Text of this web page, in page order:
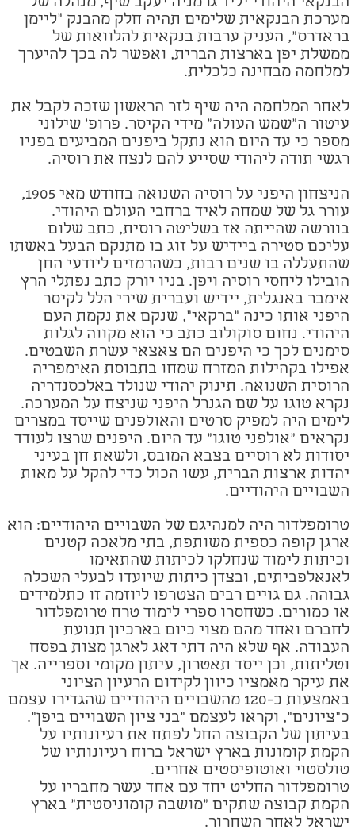
מערכת הבנקאית שלימים תהיה חלק מהבנק "ליימן
בראדרס", העניק ערבות בנקאית להלוואות של
ממשלת יפן בארצות הברית, ואפשר לה בכך להיערך
למלחמה מבחינה כלכלית.
לאחר המלחמה היה שיף לזר הראשון שזכה לקבל את
עיטור ה"שמש העולה" מידי הקיסר. פרופ' שילוני
מספר כי עד היום הוא נתקל ביפנים המביעים בפניו
רגשי תודה ליהודי שסייע להם לנצח את רוסיה.
הניצחון היפני על רוסיה השנואה בחודש מאי 1905,
עורר גל של שמחה לאיד ברחבי העולם היהודי.
בוורשה שהייתה אז בשליטה רוסית, כתב שלום
עליכם סטירה ביידיש על זוג בו מתנקם הבעל באשתו
שהתעללה בו שנים רבות, כשהרמזים ליודעי החן
הובילו ליחסי רוסיה ויפן. בניו יורק כתב נפתלי הרץ
אימבר באנגלית, יידיש ועברית שירי הלל לקיסר
היפני אותו כינה "ברקאי", שנקם את נקמת העם
היהודי. נחום סוקולוב כתב כי הוא מקווה לגלות
סימנים לכך כי היפנים הם צאצאי עשרת השבטים.
אפילו בקהילות המזרח שמחו בתבוסת האימפריה
הרוסית השנואה. תינוק יהודי שנולד באלכסנדריה
נקרא טוגו על שם הגנרל היפני שניצח על המערכה.
לימים היה למפיק סרטים והאולפנים שייסד במצרים
נקראים "אולפני טוגו" עד היום. היפנים שרצו לעודד
יסודות לא רוסיים בצבא המובס, ולשאת חן בעיני
יהדות ארצות הברית, עשו הכול כדי להקל על מאות
השבויים היהודיים.
טרומפלדור היה למנהיגם של השבויים היהודיים: הוא
ארגן קופה כספית משותפת, בתי מלאכה קטנים
וכיתות לימוד שנחלקו לכיתות שהתאימו
לאנאלפביתים, ובצדן כיתות שיועדו לבעלי השכלה
גבוהה. גם גויים רבים הצטרפו ליוזמה זו כתלמידים
או כמורים. כשחסרו ספרי לימוד טרח טרומפלדור
לחברם ואחד מהם מצוי כיום בארכיון תנועת
העבודה. אף שלא היה דתי דאג לארגן מצות בפסח
וטליתות, וכן ייסד תאטרון, עיתון מקומי וספרייה. אך
את עיקר מאמציו כיוון לקידום הרעיון הציוני
באמצעות כ-120 מהשבויים היהודיים שהגדירו עצמם
כ"ציונים", וקראו לעצמם "בני ציון השבויים ביפן".
בעיתון של הקבוצה החל לפתח את רעיונותיו על
הקמת קומונות בארץ ישראל ברוח רעיונותיו של
טולסטוי ואוטופיסטים אחרים.
טרומפלדור החליט יחד עם אחד עשר מחבריו על
הקמת קבוצה שתקים "מושבה קומוניסטית" בארץ
ישראל לאחר השחרור.